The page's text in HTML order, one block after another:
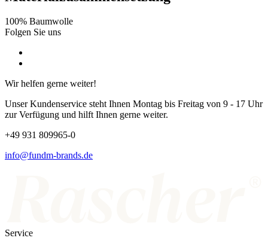
100% Baumwolle
Folgen Sie uns
Wir helfen gerne weiter!
Unser Kundenservice steht Ihnen Montag bis Freitag von 9 - 17 Uhr
zur Verfügung und hilft Ihnen gerne weiter.
+49 931 809965-0
info@fundm-brands.de
Service